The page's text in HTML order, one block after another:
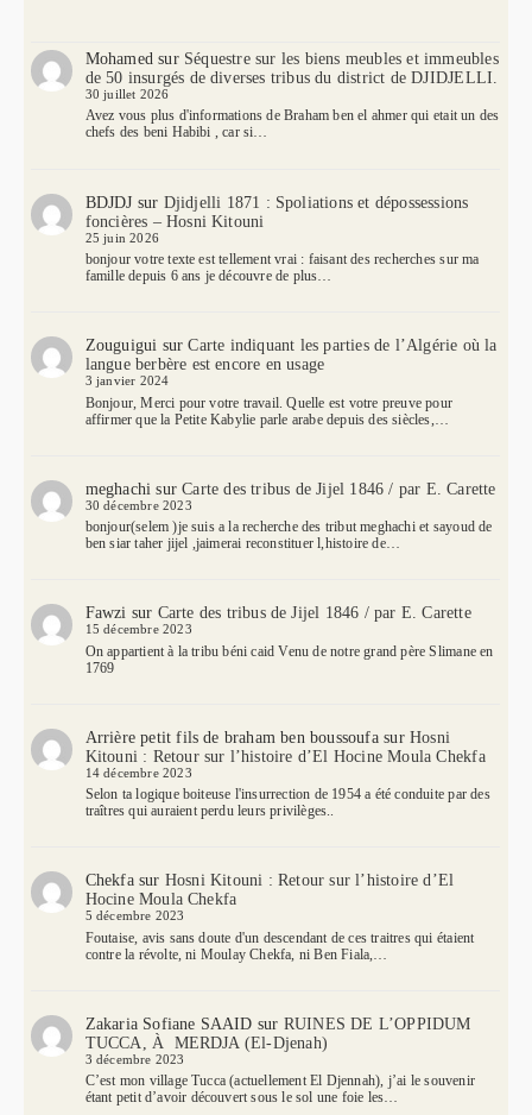
Mohamedsur Séquestre sur les biens meubles et immeubles
de 50 insurgés de diverses tribus du district de DJIDJELLI.
30 juillet 2026
Avez vous plus d'informations de Braham ben el ahmer qui etait un des
chefs des beni Habibi , car si…
BDJDJ sur Djidjelli 1871 : Spoliations et dépossessions
foncières – Hosni Kitouni
25 juin 2026
bonjour votre texte est tellement vrai : faisant des recherches sur ma
famille depuis 6 ans je découvre de plus…
Zouguigui surCarte indiquant les parties de l’Algérie où la
langue berbère est encore en usage
3 janvier 2024
Bonjour, Merci pour votre travail. Quelle est votre preuve pour
affirmer que la Petite Kabylie parle arabe depuis des siècles,…
meghachi surCarte des tribus de Jijel 1846 / par E. Carette
30 décembre 2023
bonjour(selem )je suis a la recherche des tribut meghachi et sayoud de
ben siar taher jijel ,jaimerai reconstituer l,histoire de…
Fawzi sur Carte des tribus de Jijel 1846 / par E. Carette
15 décembre 2023
On appartient à la tribu béni caid Venu de notre grand père Slimane en
1769
Arrière petit fils de braham ben boussoufasur Hosni
Kitouni : Retour sur l’histoire d’El Hocine Moula Chekfa
14 décembre 2023
Selon ta logique boiteuse l'insurrection de 1954 a été conduite par des
traîtres qui auraient perdu leurs privilèges..
Chekfasur Hosni Kitouni : Retour sur l’histoire d’El
Hocine Moula Chekfa
5 décembre 2023
Foutaise, avis sans doute d'un descendant de ces traitres qui étaient
contre la révolte, ni Moulay Chekfa, ni Ben Fiala,…
Zakaria Sofiane SAAID sur RUINES DE L’OPPIDUM
TUCCA, À MERDJA (El-Djenah)
3 décembre 2023
C’est mon village Tucca (actuellement El Djennah), j’ai le souvenir
étant petit d’avoir découvert sous le sol une foie les…